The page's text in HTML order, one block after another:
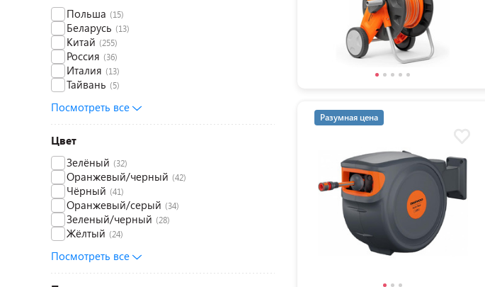
Польша (15)
Беларусь (13)
Китай (255)
Россия (36)
Италия (13)
Тайвань (5)
Посмотреть все
Цвет
Зелёный (32)
Оранжевый/черный (42)
Чёрный (41)
Оранжевый/серый (34)
Зеленый/черный (28)
Жёлтый (24)
Посмотреть все
Разумная цена